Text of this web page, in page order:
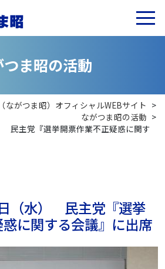
つま昭の活動
ながつま昭）オフィシャルWEBサイト >
ながつま昭の活動 >
民主党『選挙開票作業不正疑惑に関す
（水） 民主党『選挙
に関する会議』に出席